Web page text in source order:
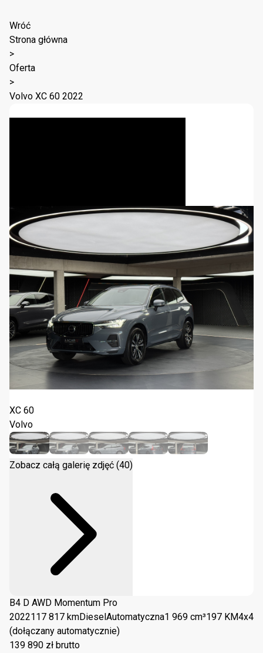
Wróć
Strona główna
>
Oferta
>
Volvo XC 60 2022
Volvo XC 60 B4 D AWD Momentum Pro 2022
XC 60
Volvo
Zobacz całą galerię zdjęć (40)
B4 D AWD Momentum Pro
2022117 817 kmDiesel Automatyczna1 969 cm³197 KM4x4
(dołączany automatycznie)
139 890 zł brutto